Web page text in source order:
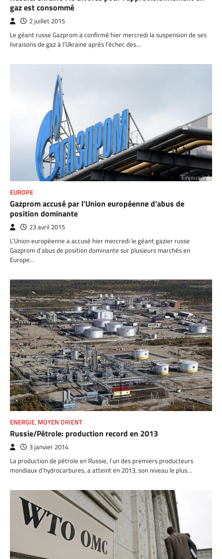
gaz est consommé
2 juillet 2015
Le géant russe Gazprom a confirmé hier mercredi la suspension de ses
livraisons de gaz à l’Ukraine après l’échec des…
EUROPE
Gazprom accusé par l’Union européenne d’abus de
position dominante
23 avril 2015
L’Union européenne a accusé hier mercredi le géant gazier russe
Gazprom d’abus de position dominante sur plusieurs marchés en
Europe…
ENERGIE, MOYEN ORIENT
Russie/Pétrole: production record en 2013
3 janvier 2014
La production de pétrole en Russie, l’un des premiers producteurs
mondiaux d’hydrocarbures, a atteint en 2013, son niveau le plus…